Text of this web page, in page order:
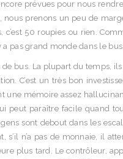
prévues pour nous
nous prenons un peu de
50 roupies ou rien.
a pas grand monde dans le bus.
de bus. La plupart du temps,
C’est un très bon
une mémoire assez
peut paraître facile quand
sont debout dans les
n’a pas de monnaie, il
plus tard. Le contrôleur,